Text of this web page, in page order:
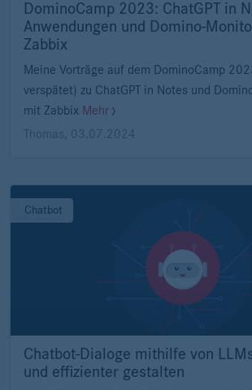
DominoCamp 2023: ChatGPT in
Anwendungen und Domino-
Zabbix
Meine Vorträge auf dem DominoCamp
verspätet) zu ChatGPT in Notes und
mit Zabbix Mehr
Thomas
03.07.2024
Chatbot
Chatbot-Dialoge mithilfe von
und effizienter gestalten